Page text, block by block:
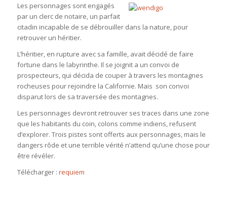
Les personnages sont engagés
par un clerc de notaire, un parfait
citadin incapable de se débrouiller dans la nature, pour
retrouver un héritier.
L’héritier, en rupture avec sa famille, avait décidé de faire
fortune dans le labyrinthe. Il se joignit a un convoi de
prospecteurs, qui décida de couper à travers les montagnes
rocheuses pour rejoindre la Californie. Mais son convoi
disparut lors de sa traversée des montagnes.
Les personnages devront retrouver ses traces dans une zone
que les habitants du coin, colons comme indiens, refusent
d’explorer. Trois pistes sont offerts aux personnages, mais le
dangers rôde et une terrible vérité n’attend qu’une chose pour
être révéler.
Télécharger : requiem